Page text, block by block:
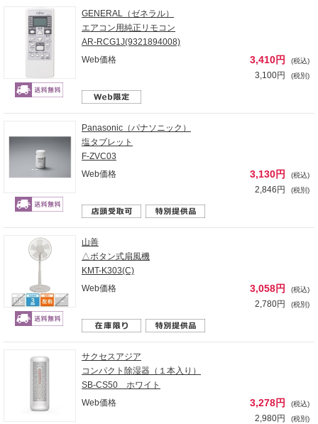
GENERAL（ゼネラル）
エアコン用純正リモコン
AR-RCG1J(9321894008)
Web価格
3,410円 (税込)
3,100円 (税別)
Panasonic（パナソニック）
塩タブレット
F-ZVC03
Web価格
3,130円 (税込)
2,846円 (税別)
山善
△ボタン式扇風機
KMT-K303(C)
Web価格
3,058円 (税込)
2,780円 (税別)
サクセスアジア
コンパクト除湿器（１本入り）
SB-CS50 ホワイト
Web価格
3,278円 (税込)
2,980円 (税別)